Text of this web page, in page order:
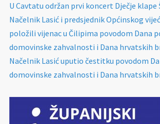
U Cavtatu održan prvi koncert Dječje klape
Načelnik Lasić i predsjednik Općinskog
položili vijenac u Čilipima povodom Dana
domovinske zahvalnosti i Dana hrvatskih
Načelnik Lasić uputio čestitku povodom
domovinske zahvalnosti i Dana hrvatskih